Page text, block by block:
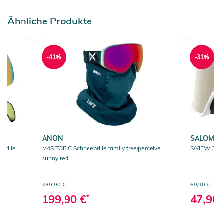
Ähnliche Produkte
ANON
M4S TORIC Schneebrille family tree/perceive
sunny red
339,90 €
199,90 €*
-41%
S/VIEW 3
69,90 €
-31%